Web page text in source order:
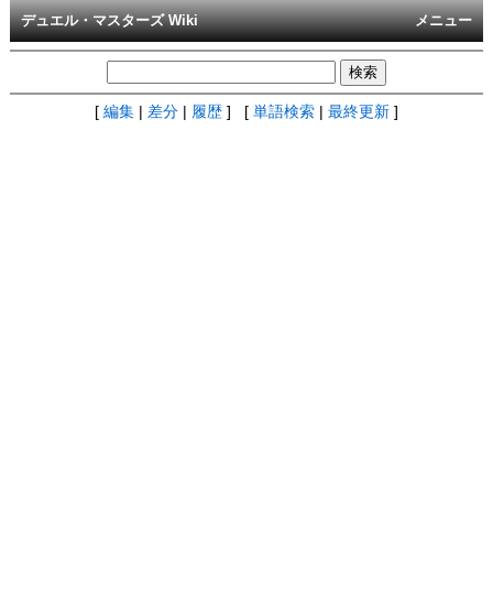
メニュー
デュエル・マスターズ Wiki
[ 編集 差分 履歴 ] [ 単語検索 最終更新 ]